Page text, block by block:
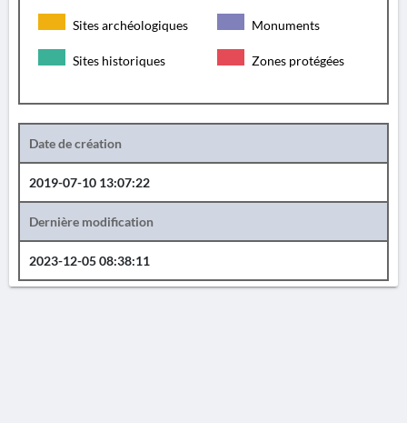
Sites archéologiques Monuments
Sites historiques Zones protégées
Date de création
2019-07-10 13:07:22
Dernière modification
2023-12-05 08:38:11